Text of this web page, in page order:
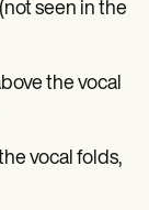
seen in the
the vocal
vocal folds,